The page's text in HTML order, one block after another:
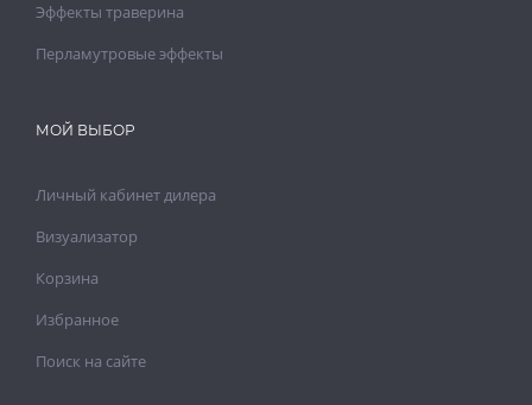
Эффекты траверина
Перламутровые эффекты
МОЙ ВЫБОР
Личный кабинет дилера
Визуализатор
Корзина
Избранное
Поиск на сайте